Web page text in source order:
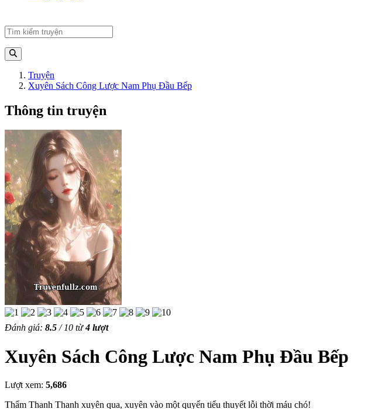
Truyện
Xuyên Sách Công Lược Nam Phụ Đầu Bếp
Thông tin truyện
Đánh giá: 8.5/10 từ4 lượt
Xuyên Sách Công Lược Nam Phụ Đầu Bếp
Lượt xem: 5,686
Thẩm Thanh Thanh xuyên qua, xuyên vào một quyển tiểu thuyết lỗi thời máu chó!